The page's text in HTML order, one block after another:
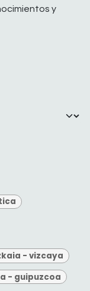
y
- vizcaya
- guipuzcoa